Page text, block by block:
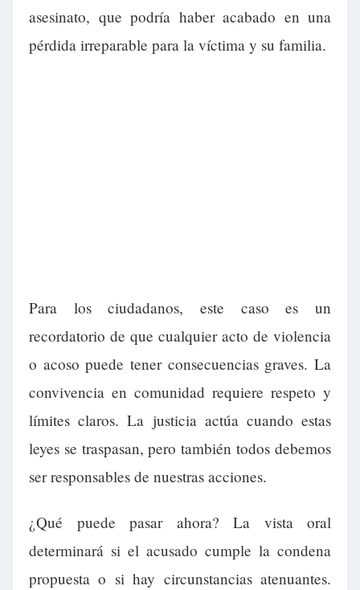
asesinato, que podría haber acabado en una
pérdida irreparable para la víctima y su familia.
Para los ciudadanos, este caso es un
recordatorio de que cualquier acto de violencia
o acoso puede tener consecuencias graves. La
convivencia en comunidad requiere respeto y
límites claros. La justicia actúa cuando estas
leyes se traspasan, pero también todos debemos
ser responsables de nuestras acciones.
¿Qué puede pasar ahora? La vista oral
determinará si el acusado cumple la condena
propuesta o si hay circunstancias atenuantes.